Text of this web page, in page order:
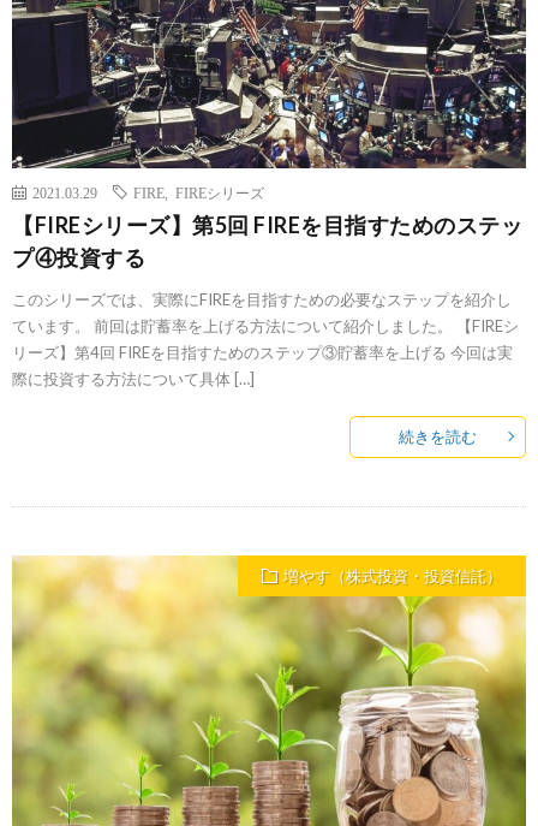
2021.03.29 FIRE FIREシリーズ
【FIREシリーズ】第5回 FIREを目指すためのステッ
プ④投資する
このシリーズでは、実際にFIREを目指すための必要なステップを紹介し
ています。 前回は貯蓄率を上げる方法について紹介しました。 【FIREシ
リーズ】第4回 FIREを目指すためのステップ③貯蓄率を上げる 今回は実
際に投資する方法について具体 […]
続きを読む
増やす（株式投資・投資信託）